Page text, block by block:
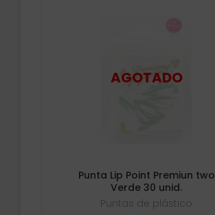
Punta Lip Point Premiun two
Verde 30 unid.
Puntas de plástico